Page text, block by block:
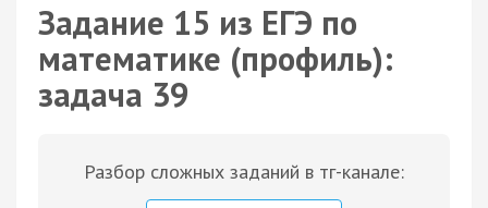
Задание 15 из ЕГЭ по
математике (профиль):
задача 39
Разбор сложных заданий в тг-канале: